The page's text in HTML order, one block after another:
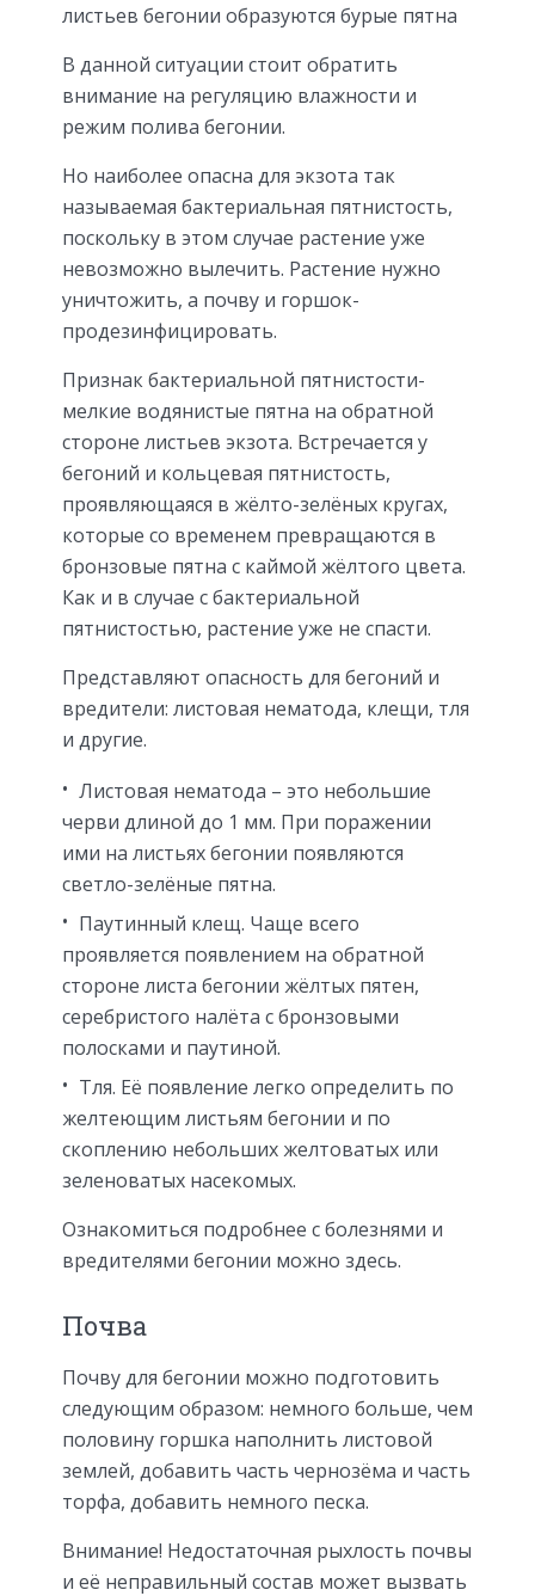
листьев бегонии образуются бурые пятна
В данной ситуации стоит обратить
внимание на регуляцию влажности и
режим полива бегонии.
Но наиболее опасна для экзота так
называемая бактериальная пятнистость,
поскольку в этом случае растение уже
невозможно вылечить. Растение нужно
уничтожить, а почву и горшок-
продезинфицировать.
Признак бактериальной пятнистости-
мелкие водянистые пятна на обратной
стороне листьев экзота. Встречается у
бегоний и кольцевая пятнистость,
проявляющаяся в жёлто-зелёных кругах,
которые со временем превращаются в
бронзовые пятна с каймой жёлтого цвета.
Как и в случае с бактериальной
пятнистостью, растение уже не спасти.
Представляют опасность для бегоний и
вредители: листовая нематода, клещи, тля
и другие.
Листовая нематода – это небольшие
черви длиной до 1 мм. При поражении
ими на листьях бегонии появляются
светло-зелёные пятна.
Паутинный клещ. Чаще всего
проявляется появлением на обратной
стороне листа бегонии жёлтых пятен,
серебристого налёта с бронзовыми
полосками и паутиной.
Тля. Её появление легко определить по
желтеющим листьям бегонии и по
скоплению небольших желтоватых или
зеленоватых насекомых.
Ознакомиться подробнее с болезнями и
вредителями бегонии можно здесь.
Почва
Почву для бегонии можно подготовить
следующим образом: немного больше, чем
половину горшка наполнить листовой
землей, добавить часть чернозёма и часть
торфа, добавить немного песка.
Внимание! Недостаточная рыхлость почвы
и её неправильный состав может вызвать